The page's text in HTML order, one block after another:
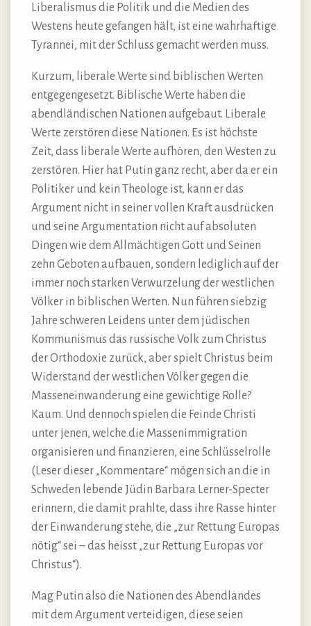
Liberalismus die Politik und die Medien des
Westens heute gefangen hält, ist eine wahrhaftige
Tyrannei, mit der Schluss gemacht werden muss.
Kurzum, liberale Werte sind biblischen Werten
entgegengesetzt. Biblische Werte haben die
abendländischen Nationen aufgebaut. Liberale
Werte zerstören diese Nationen. Es ist höchste
Zeit, dass liberale Werte aufhören, den Westen zu
zerstören. Hier hat Putin ganz recht, aber da er ein
Politiker und kein Theologe ist, kann er das
Argument nicht in seiner vollen Kraft ausdrücken
und seine Argumentation nicht auf absoluten
Dingen wie dem Allmächtigen Gott und Seinen
zehn Geboten aufbauen, sondern lediglich auf der
immer noch starken Verwurzelung der westlichen
Völker in biblischen Werten. Nun führen siebzig
Jahre schweren Leidens unter dem jüdischen
Kommunismus das russische Volk zum Christus
der Orthodoxie zurück, aber spielt Christus beim
Widerstand der westlichen Völker gegen die
Masseneinwanderung eine gewichtige Rolle?
Kaum. Und dennoch spielen die Feinde Christi
unter jenen, welche die Massenimmigration
organisieren und finanzieren, eine Schlüsselrolle
(Leser dieser „Kommentare“ mögen sich an die in
Schweden lebende Jüdin Barbara Lerner-Specter
erinnern, die damit prahlte, dass ihre Rasse hinter
der Einwanderung stehe, die „zur Rettung Europas
nötig“ sei – das heisst „zur Rettung Europas vor
Christus“).
Mag Putin also die Nationen des Abendlandes
mit dem Argument verteidigen, diese seien